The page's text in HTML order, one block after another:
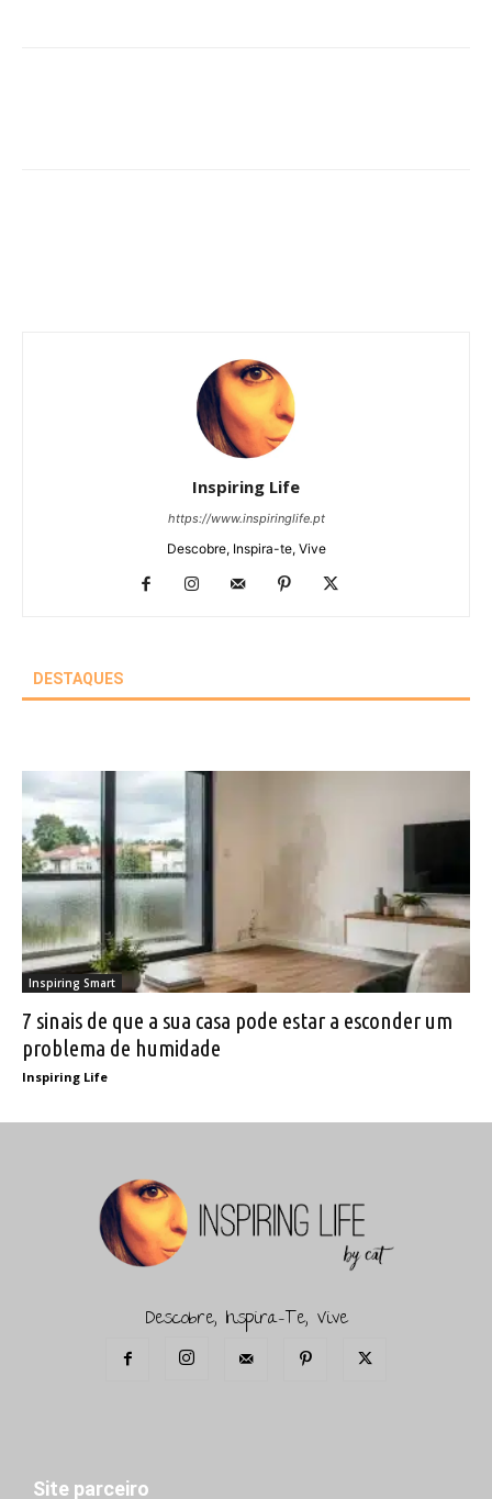
Inspiring Life
https://www.inspiringlife.pt
Descobre, Inspira-te, Vive
DESTAQUES
Inspiring Smart
7 sinais de que a sua casa pode estar a esconder um
problema de humidade
Inspiring Life
Descobre, Inspira-Te, Vive
Site parceiro